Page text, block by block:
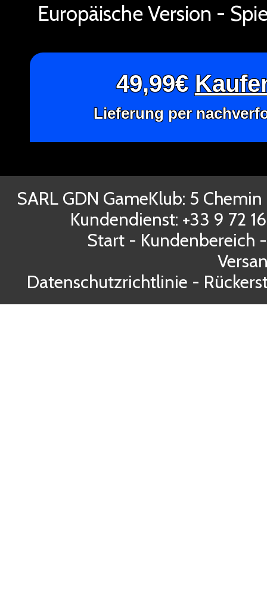
Europäische Version -
49,99€
Lieferung per
SARL GDN GameKlub: 5
Kundendienst: +33 9 72
Start - Kundenbereich
Datenschutzrichtlinie -